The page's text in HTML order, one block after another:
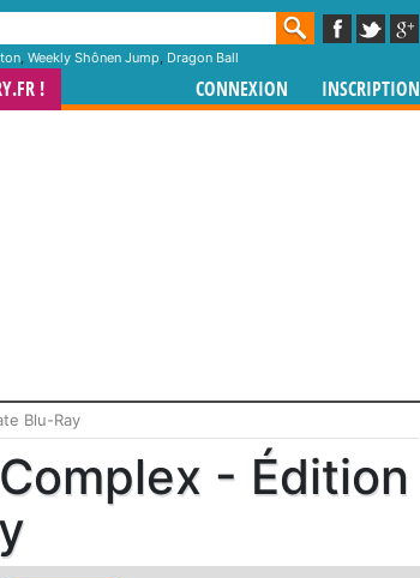
, Weekly Shônen Jump, Dragon Ball
! CONNEXION INSCRIPTION
Blu-Ray
- Édition